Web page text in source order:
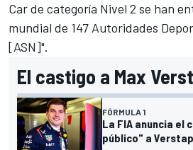
Car de categoría Nivel 2 se han
mundial de 147 Autoridades
[ASN]".
El castigo a Max
FÓRMULA 1
La FIA anuncia el
público" a